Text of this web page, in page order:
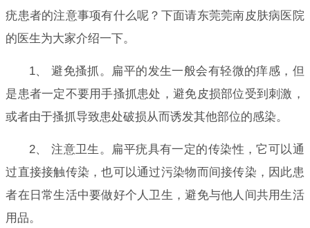
疣患者的注意事项有什么呢？下面请东莞莞南皮肤病医院
的医生为大家介绍一下。
1、 避免搔抓。扁平的发生一般会有轻微的痒感，但
是患者一定不要用手搔抓患处，避免皮损部位受到刺激，
或者由于搔抓导致患处破损从而诱发其他部位的感染。
2、 注意卫生。扁平疣具有一定的传染性，它可以通
过直接接触传染，也可以通过污染物而间接传染，因此患
者在日常生活中要做好个人卫生，避免与他人间共用生活
用品。